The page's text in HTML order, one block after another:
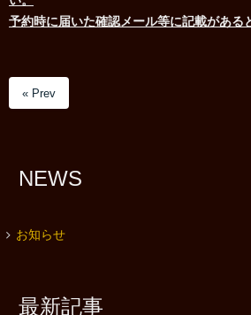
予約時に届いた確認メール等に記載がある
« Prev
NEWS
お知らせ
最新記事